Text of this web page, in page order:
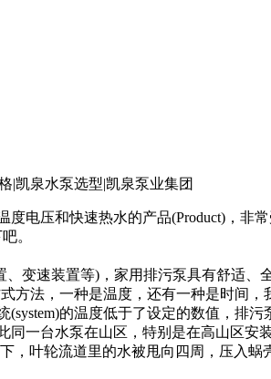
压和快速热水的产品(Product)，非
。
变速装置等)，家用排污泵具有舒适、
方法，一种是温度，还有一种是时间
的温度低于了设定的数值，排
一台水泵在山区，特别是在高山区安
叶轮流道里的水被甩向四周，压入